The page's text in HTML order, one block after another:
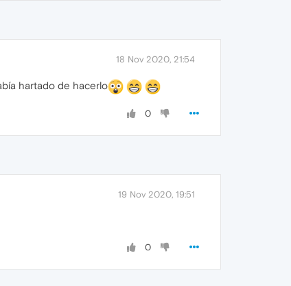
18 Nov 2020, 21:54
hartado de hacerlo
0
19 Nov 2020, 19:51
0